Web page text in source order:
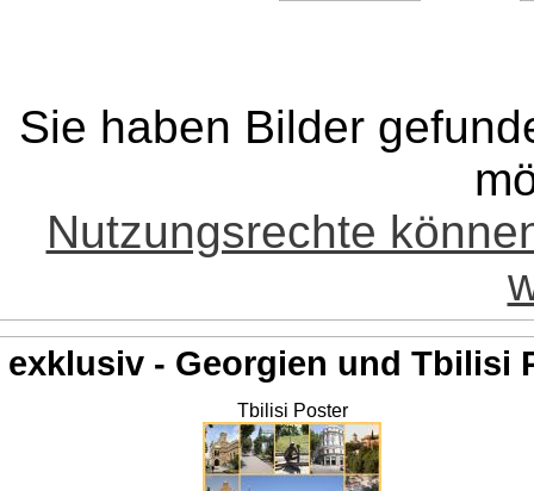
Sie haben Bilder
Nutzungsrechte
exklusiv - Georgien und Tbilisi
Tbilisi Poster